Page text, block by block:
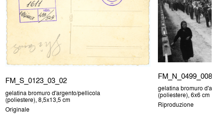
FM_S_0123_03_02
gelatina bromuro d'argento/pellicola
(poliestere), 8,5x13,5 cm
Originale
FM_N_0499_008
gelatina bromuro
(poliestere), 6x6 cm
Riproduzione